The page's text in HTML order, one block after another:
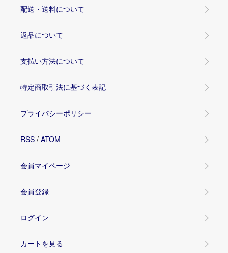
配送・送料について
返品について
支払い方法について
特定商取引法に基づく表記
プライバシーポリシー
RSS / ATOM
会員マイページ
会員登録
ログイン
カートを見る